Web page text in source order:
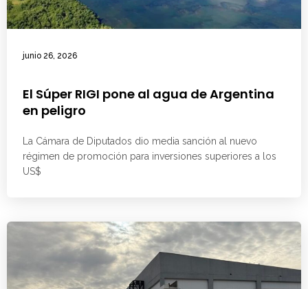
junio 26, 2026
El Súper RIGI pone al agua de Argentina
en peligro
La Cámara de Diputados dio media sanción al nuevo
régimen de promoción para inversiones superiores a los
US$